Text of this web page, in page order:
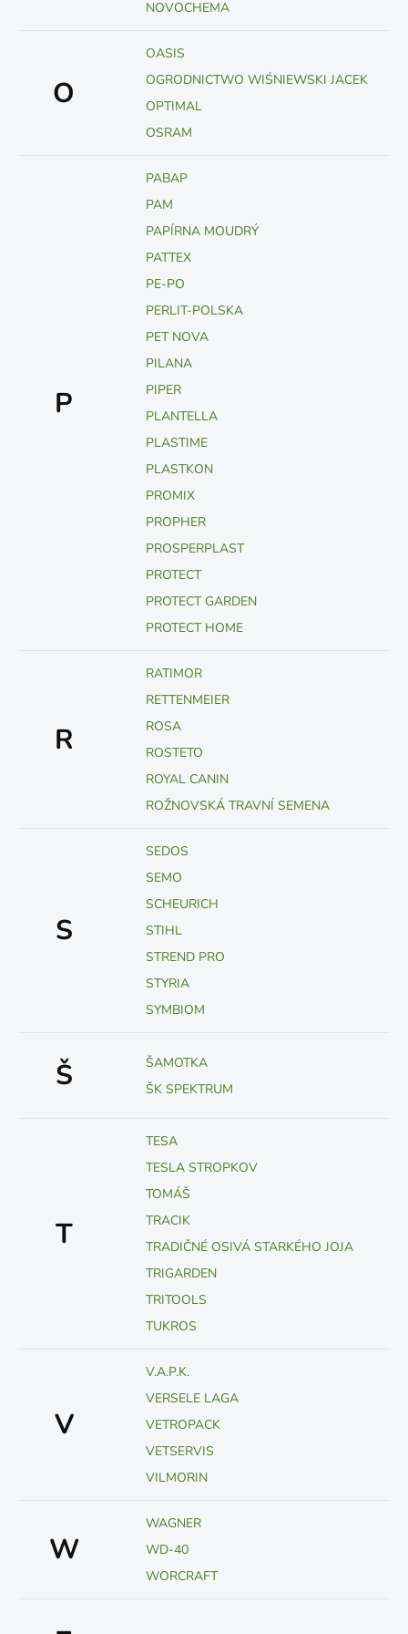
NOVOCHEMA
O
OASIS
OGRODNICTWO WIŚNIEWSKI JACEK
OPTIMAL
OSRAM
P
PABAP
PAM
PAPÍRNA MOUDRÝ
PATTEX
PE-PO
PERLIT-POLSKA
PET NOVA
PILANA
PIPER
PLANTELLA
PLASTIME
PLASTKON
PROMIX
PROPHER
PROSPERPLAST
PROTECT
PROTECT GARDEN
PROTECT HOME
R
RATIMOR
RETTENMEIER
ROSA
ROSTETO
ROYAL CANIN
ROŽNOVSKÁ TRAVNÍ SEMENA
S
SEDOS
SEMO
SCHEURICH
STIHL
STREND PRO
STYRIA
SYMBIOM
Š
ŠAMOTKA
ŠK SPEKTRUM
T
TESA
TESLA STROPKOV
TOMÁŠ
TRACIK
TRADIČNÉ OSIVÁ STARKÉHO JOJA
TRIGARDEN
TRITOOLS
TUKROS
V
V.A.P.K.
VERSELE LAGA
VETROPACK
VETSERVIS
VILMORIN
W
WAGNER
WD-40
WORCRAFT